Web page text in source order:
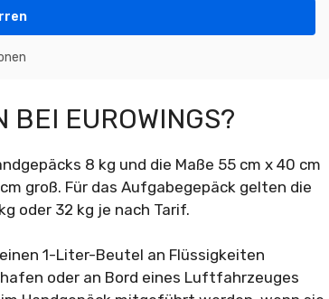
BEI EUROWINGS?
8 kg und die Maße 55 cm x 40 cm
groß. Für das Aufgabegepäck gelten die
oder 32 kg je nach Tarif.
1-Liter-Beutel an Flüssigkeiten
oder an Bord eines Luftfahrzeuges